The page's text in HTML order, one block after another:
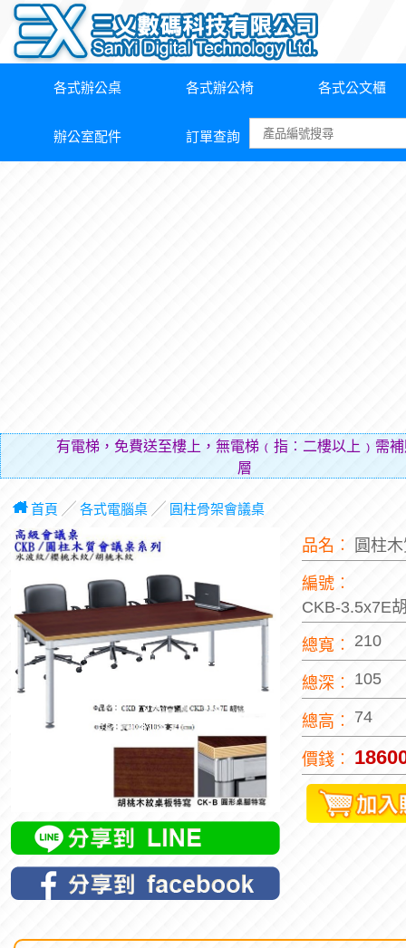
各式辦公桌 各式辦公椅 各式公文櫃
辦公室配件 訂單查詢
有電梯，免費送至樓上，無電梯﹙指︰二樓以上﹚需
層費用（貼
首頁 ╱ 各式電腦桌╱ 圓柱骨架會議桌
品名︰ 圓柱
編號︰
CKB-3.5x7E
總寬︰ 210
總深︰ 105
總高︰ 74
價錢︰